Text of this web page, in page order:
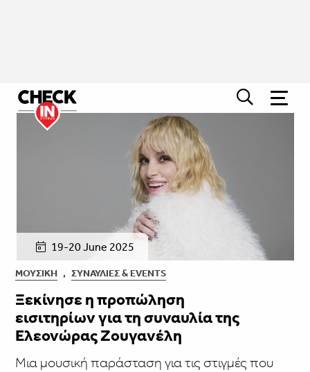
19-20 June 2025
ΜΟΥΣΙΚΉ , ΣΥΝΑΥΛΊΕΣ & EVENTS
Ξεκίνησε η προπώληση
εισιτηρίων για τη συναυλία της
Ελεονώρας Ζουγανέλη
Μια μουσική παράσταση για τις στιγμές που